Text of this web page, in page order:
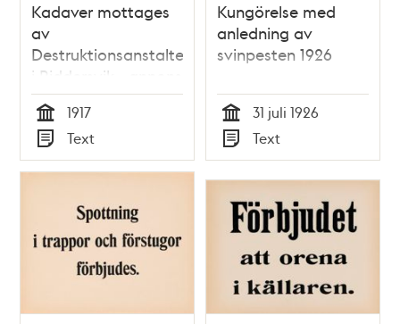
Kadaver mottages
av
Destruktionsanstalten
i Riddersvik - annons
1917
Tid
1917
Typ
Text
Kungörelse med
anledning av
svinpesten 1926
Tid
31 juli 1926
Typ
Text